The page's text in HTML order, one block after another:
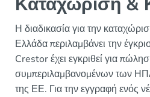
Η διαδικασία για την
Ελλάδα περιλαμβάνει την
Crestor έχει εγκριθεί για
συμπεριλαμβανομένων των
της ΕΕ. Για την εγγραφή ενός